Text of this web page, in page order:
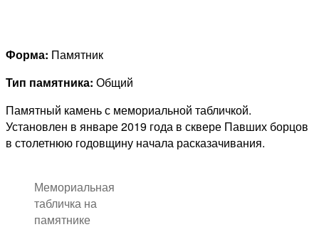
Форма: Памятник
Тип памятника: Общий
Памятный камень с мемориальной табличкой.
Установлен в январе 2019 года в сквере Павших борцов
в столетнюю годовщину начала расказачивания.
Мемориальная
табличка на
памятнике